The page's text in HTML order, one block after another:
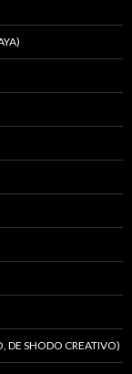
DE SHODO CREATIVO)